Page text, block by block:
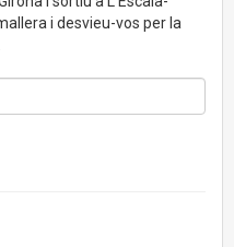
i desvieu-vos per la